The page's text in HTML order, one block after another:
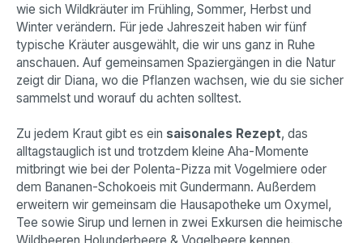
wie sich Wildkräuter im Frühling, Sommer, Herbst und
Winter verändern. Für jede Jahreszeit haben wir fünf
typische Kräuter ausgewählt, die wir uns ganz in Ruhe
anschauen. Auf gemeinsamen Spaziergängen in die Natur
zeigt dir Diana, wo die Pflanzen wachsen, wie du sie sicher
sammelst und worauf du achten solltest.
Zu jedem Kraut gibt es ein saisonales Rezept, das
alltagstauglich ist und trotzdem kleine Aha-Momente
mitbringt wie bei der Polenta-Pizza mit Vogelmiere oder
dem Bananen-Schokoeis mit Gundermann. Außerdem
erweitern wir gemeinsam die Hausapotheke um Oxymel,
Tee sowie Sirup und lernen in zwei Exkursen die heimische